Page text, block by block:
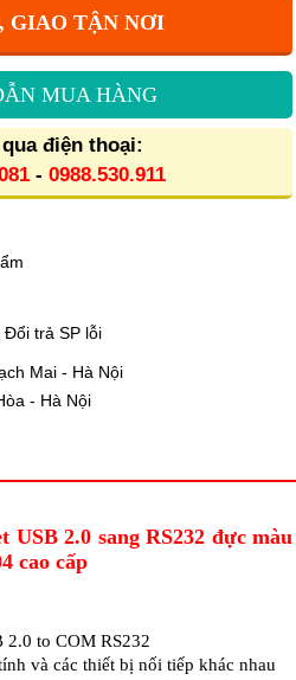
GIAO TẬN NƠI
MUA HÀNG
điện thoại:
- 0988.530.911
trả SP lỗi
Mai - Hà Nội
- Hà Nội
USB 2.0 sang RS232 đực màu
cao cấp
2.0 to COM RS232
và các thiết bị nối tiếp khác nhau